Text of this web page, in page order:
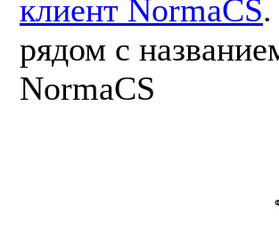
клиент NormaCS
рядом с
NormaCS